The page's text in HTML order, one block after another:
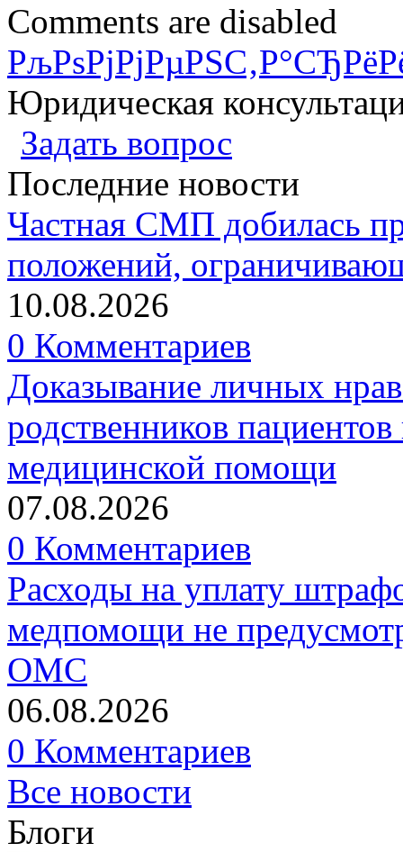
Comments are disabled
Юридическая
Задать вопрос
Последние новости
Частная СМП добилась
положений,
10.08.2026
0 Комментариев
Доказывание личных
родственников
медицинской помощи
07.08.2026
0 Комментариев
Расходы на уплату
медпомощи не
ОМС
06.08.2026
0 Комментариев
Все новости
Блоги